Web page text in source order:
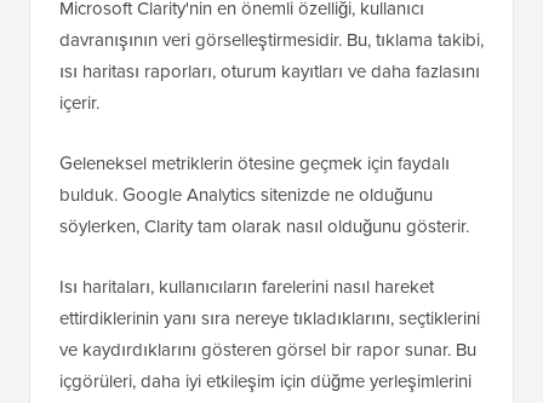
Microsoft Clarity'nin en önemli özelliği, kullanıcı
davranışının veri görselleştirmesidir. Bu, tıklama takibi,
ısı haritası raporları, oturum kayıtları ve daha fazlasını
içerir.
Geleneksel metriklerin ötesine geçmek için faydalı
bulduk. Google Analytics sitenizde ne olduğunu
söylerken, Clarity tam olarak nasıl olduğunu gösterir.
Isı haritaları, kullanıcıların farelerini nasıl hareket
ettirdiklerinin yanı sıra nereye tıkladıklarını, seçtiklerini
ve kaydırdıklarını gösteren görsel bir rapor sunar. Bu
içgörüleri, daha iyi etkileşim için düğme yerleşimlerini